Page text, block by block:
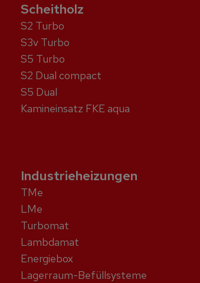
Scheitholz
S2 Turbo
S3v Turbo
S5 Turbo
S2 Dual compact
S5 Dual
Kaminein­satz FKE aqua
Industrieheizungen
TMe
LMe
Turbomat
Lambdamat
Energiebox
Lagerraum-Befüllsysteme